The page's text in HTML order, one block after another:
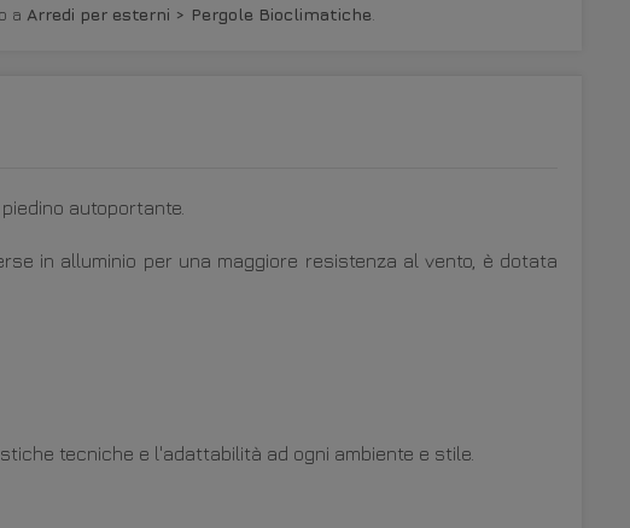
a Arredi per esterni > Pergole Bioclimatiche
autoportante.
in alluminio per una maggiore resistenza al vento, è dotata
tecniche e l'adattabilità ad ogni ambiente e stile.